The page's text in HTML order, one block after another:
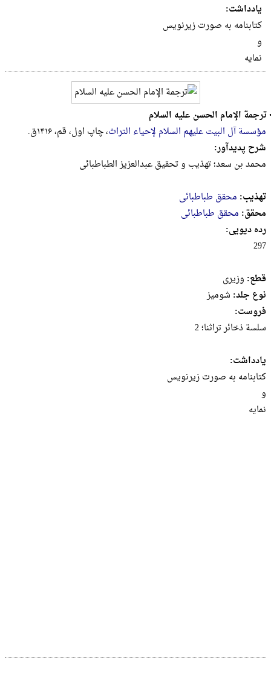
یادداشت:
کتابنامه به صورت زیرنویس
و
نمایه
ترجمة الإمام الحسن علیه السلام
مؤسسة آل البیت علیهم السلام لإحیاء التراث، چاپ اول، قم، ۱۴۱۶ق.
شرح پدیدآور:
محمد بن سعد؛ تهذیب و تحقیق عبدالعزیز الطباطبائی
تهذیب: محقق طباطبائی
محقق: محقق طباطبائی
رده دیویی:
297
قطع: وزيرى
نوع جلد: شومیز
فروست:
سلسة ذخائر تراثنا؛ 2
یادداشت:
کتابنامه به صورت زیرنویس
و
نمایه